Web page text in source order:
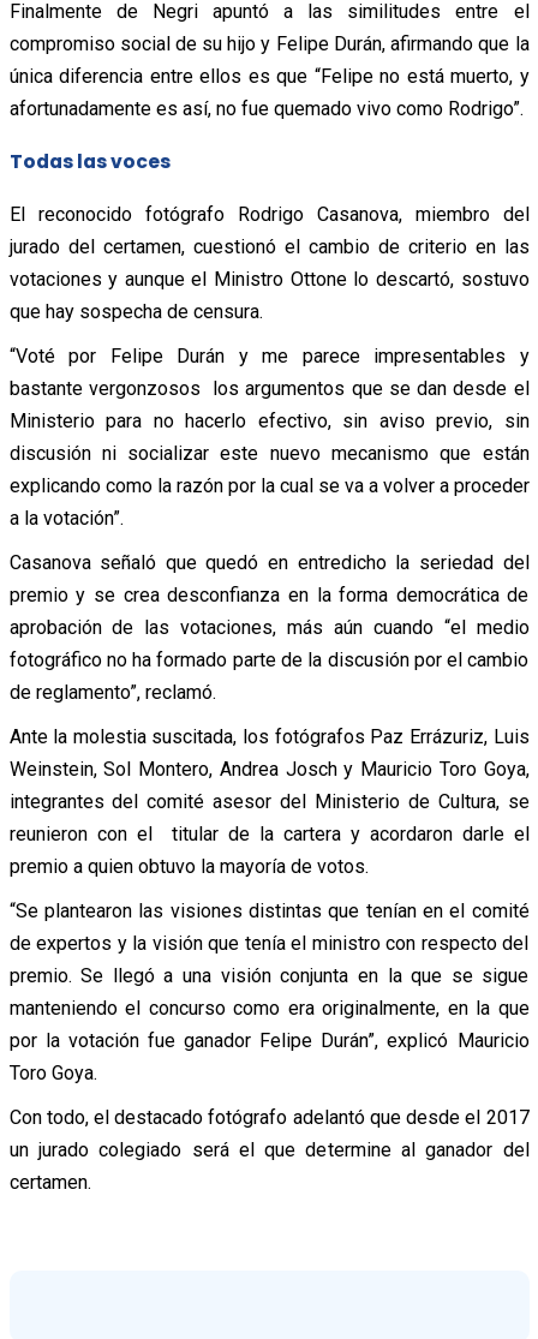
Finalmente de Negri apuntó a las similitudes entre el
compromiso social de su hijo y Felipe Durán, afirmando que la
única diferencia entre ellos es que “Felipe no está muerto, y
afortunadamente es así, no fue quemado vivo como Rodrigo”.
Todas las voces
El reconocido fotógrafo Rodrigo Casanova, miembro del
jurado del certamen, cuestionó el cambio de criterio en las
votaciones y aunque el Ministro Ottone lo descartó, sostuvo
que hay sospecha de censura.
“Voté por Felipe Durán y me parece impresentables y
bastante vergonzosos los argumentos que se dan desde el
Ministerio para no hacerlo efectivo, sin aviso previo, sin
discusión ni socializar este nuevo mecanismo que están
explicando como la razón por la cual se va a volver a proceder
a la votación”.
Casanova señaló que quedó en entredicho la seriedad del
premio y se crea desconfianza en la forma democrática de
aprobación de las votaciones, más aún cuando “el medio
fotográfico no ha formado parte de la discusión por el cambio
de reglamento”, reclamó.
Ante la molestia suscitada, los fotógrafos Paz Errázuriz, Luis
Weinstein, Sol Montero, Andrea Josch y Mauricio Toro Goya,
integrantes del comité asesor del Ministerio de Cultura, se
reunieron con el titular de la cartera y acordaron darle el
premio a quien obtuvo la mayoría de votos.
“Se plantearon las visiones distintas que tenían en el comité
de expertos y la visión que tenía el ministro con respecto del
premio. Se llegó a una visión conjunta en la que se sigue
manteniendo el concurso como era originalmente, en la que
por la votación fue ganador Felipe Durán”, explicó Mauricio
Toro Goya.
Con todo, el destacado fotógrafo adelantó que desde el 2017
un jurado colegiado será el que determine al ganador del
certamen.